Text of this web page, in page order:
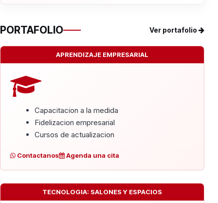
PORTAFOLIO Ver portafolio
APRENDIZAJE EMPRESARIAL
Capacitacion a la medida
Fidelizacion empresarial
Cursos de actualizacion
Contactanos Agenda una cita
TECNOLOGIA: SALONES Y ESPACIOS